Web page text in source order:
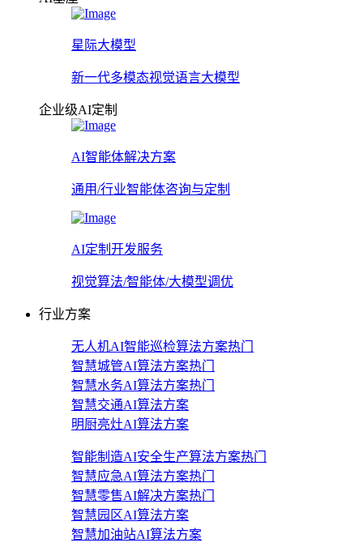
星际大模型
新一代多模态视觉语言大模型
企业级AI定制
AI智能体解决方案
通用/行业智能体咨询与定制
AI定制开发服务
视觉算法/智能体/大模型调优
行业方案
无人机AI智能巡检算法方案热门
智慧城管AI算法方案热门
智慧水务AI算法方案热门
智慧交通AI算法方案
明厨亮灶AI算法方案
智能制造AI安全生产算法方案热门
智慧应急AI算法方案热门
智慧零售AI解决方案热门
智慧园区AI算法方案
智慧加油站AI算法方案